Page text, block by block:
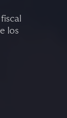
los